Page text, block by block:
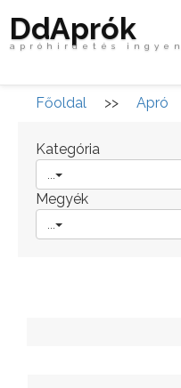
DdAprók
apróhirdetés ingyen
Főoldal >> Apró
Kategória
Megyék